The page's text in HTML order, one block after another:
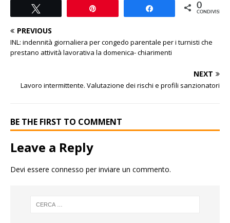
0
CONDIVISIONI
PREVIOUS
INL: indennità giornaliera per congedo parentale per i turnisti che
prestano attività lavorativa la domenica- chiarimenti
NEXT
Lavoro intermittente. Valutazione dei rischi e profili sanzionatori
BE THE FIRST TO COMMENT
Leave a Reply
Devi essere connesso per inviare un commento.